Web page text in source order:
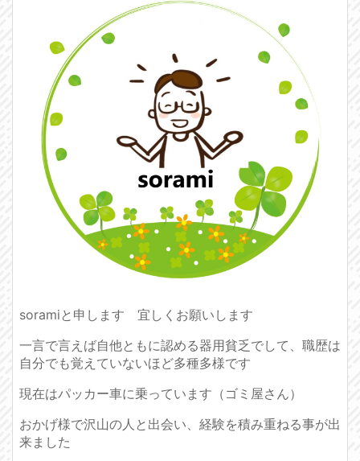
soramiと申します 宜しくお願いします
一言で言えば自他ともに認める器用貧乏でして、職歴は
自分でも覚えていないほど多種多様です
現在はパッカー車に乗っています（ゴミ屋さん）
おかげ様で沢山の人と出会い、経験を積み重ねる事が出
来ました